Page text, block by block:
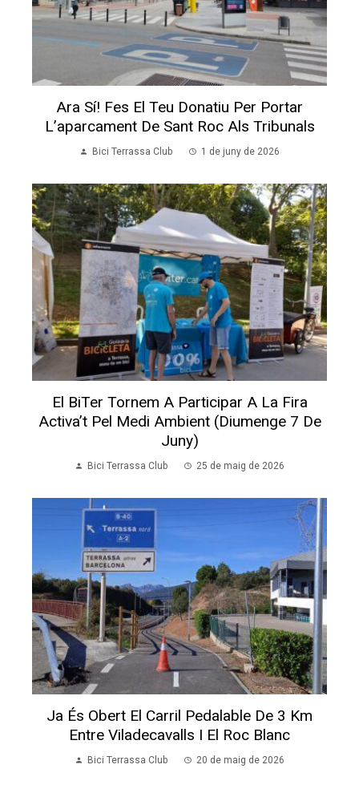
Ara Sí! Fes El Teu Donatiu Per Portar
L’aparcament De Sant Roc Als Tribunals
Bici Terrassa Club 1 de juny de 2026
El BiTer Tornem A Participar A La Fira
Activa’t Pel Medi Ambient (diumenge 7 De
Juny)
Bici Terrassa Club 25 de maig de 2026
Ja És Obert El Carril Pedalable De 3 Km
Entre Viladecavalls I El Roc Blanc
Bici Terrassa Club 20 de maig de 2026